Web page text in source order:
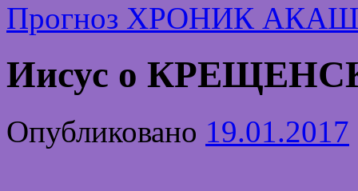
Прогноз ХРОНИК
Иисус о
Опубликовано 19.01.2017